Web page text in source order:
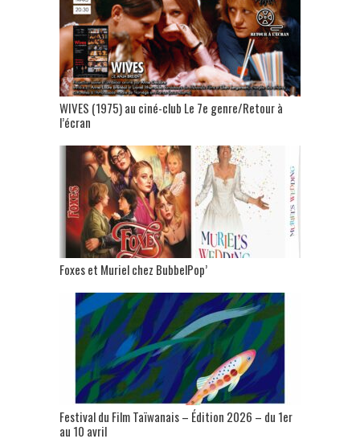
WIVES (1975) au ciné-club Le 7e genre/Retour à
l’écran
Foxes et Muriel chez BubbelPop’
Festival du Film Taïwanais – Édition 2026 – du 1er
au 10 avril